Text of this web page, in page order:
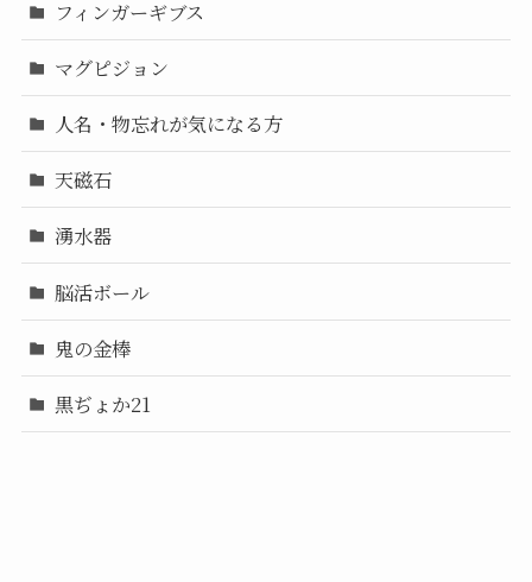
フィンガーギブス
マグピジョン
人名・物忘れが気になる方
天磁石
湧水器
脳活ボール
鬼の金棒
黒ぢょか21